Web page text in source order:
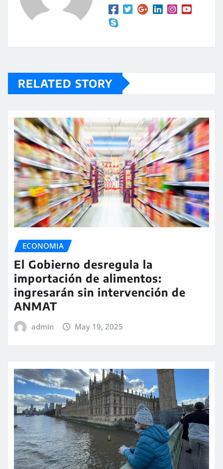
RELATED STORY
ECONOMIA
El Gobierno desregula la
importación de alimentos:
ingresarán sin intervención de
ANMAT
admin May 19, 2025